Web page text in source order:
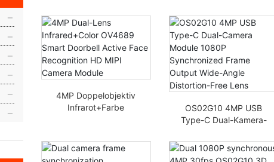
4MP Doppelobjektiv
Infrarot+Farbe
Gesichtserkennung
HD MIPI Kameramodul
OS02G10 4MP USB
Type-C Dual-Kamera-
synchronisiertes
Bildausgang